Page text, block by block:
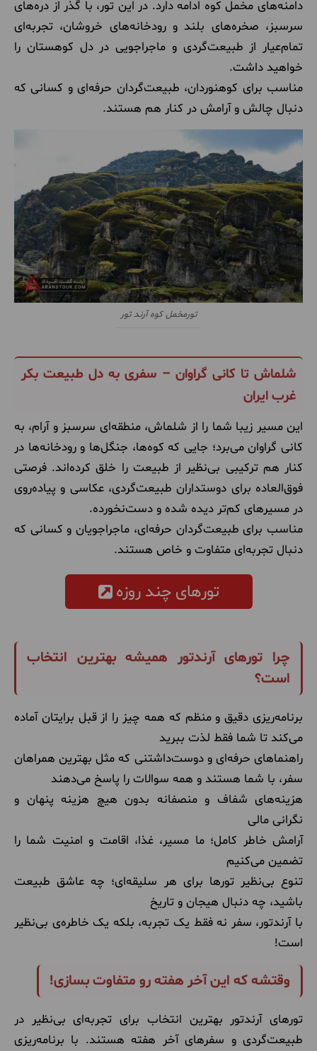
دامنه‌های مخمل کوه ادامه دارد. در این تور، با گذر از دره‌های
سرسبز، صخره‌های بلند و رودخانه‌های خروشان، تجربه‌ای
تمام‌عیار از طبیعت‌گردی و ماجراجویی در دل کوهستان را
خواهید داشت.
مناسب برای کوهنوردان، طبیعت‌گردان حرفه‌ای و کسانی که
دنبال چالش و آرامش در کنار هم هستند.
تورمخمل کوه آرند تور
شلماش تا کانی گراوان – سفری به دل طبیعت بکر
غرب ایران
این مسیر زیبا شما را از شلماش، منطقه‌ای سرسبز و آرام، به
کانی گراوان می‌برد؛ جایی که کوه‌ها، جنگل‌ها و رودخانه‌ها در
کنار هم ترکیبی بی‌نظیر از طبیعت را خلق کرده‌اند. فرصتی
فوق‌العاده برای دوستداران طبیعت‌گردی، عکاسی و پیاده‌روی
در مسیرهای کم‌تر دیده شده و دست‌نخورده.
مناسب برای طبیعت‌گردان حرفه‌ای، ماجراجویان و کسانی که
دنبال تجربه‌ای متفاوت و خاص هستند.
تورهای چند روزه
چرا تورهای آرندتور همیشه بهترین انتخاب
است؟
برنامه‌ریزی دقیق و منظم که همه چیز را از قبل برایتان آماده
می‌کند تا شما فقط لذت ببرید
راهنماهای حرفه‌ای و دوست‌داشتنی که مثل بهترین همراهان
سفر، با شما هستند و همه سوالات را پاسخ می‌دهند
هزینه‌های شفاف و منصفانه بدون هیچ هزینه پنهان و
نگرانی مالی
آرامش خاطر کامل؛ ما مسیر، غذا، اقامت و امنیت شما را
تضمین می‌کنیم
تنوع بی‌نظیر تورها برای هر سلیقه‌ای؛ چه عاشق طبیعت
باشید، چه دنبال هیجان و تاریخ
با آرندتور، سفر نه فقط یک تجربه، بلکه یک خاطره‌ی بی‌نظیر
است!
وقتشه که این آخر هفته رو متفاوت بسازی!
تورهای آرندتور بهترین انتخاب برای تجربه‌ای بی‌نظیر در
طبیعت‌گردی و سفرهای آخر هفته هستند. با برنامه‌ریزی